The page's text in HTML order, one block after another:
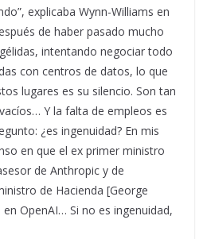
explicaba Wynn-Williams en
de haber pasado mucho
intentando negociar todo
con centros de datos, lo que
lugares es su silencio. Son tan
Y la falta de empleos es
¿es ingenuidad? En mis
en que el ex primer ministro
de Anthropic y de
de Hacienda [George
OpenAI… Si no es ingenuidad,